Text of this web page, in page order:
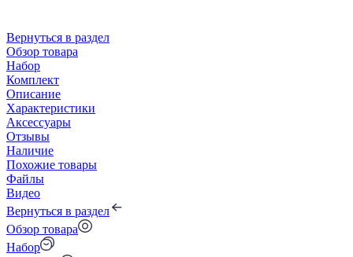
Вернуться в раздел
Обзор товара
Набор
Комплект
Описание
Характеристики
Аксессуары
Отзывы
Наличие
Похожие товары
Файлы
Видео
Вернуться в раздел
Обзор товара
Набор